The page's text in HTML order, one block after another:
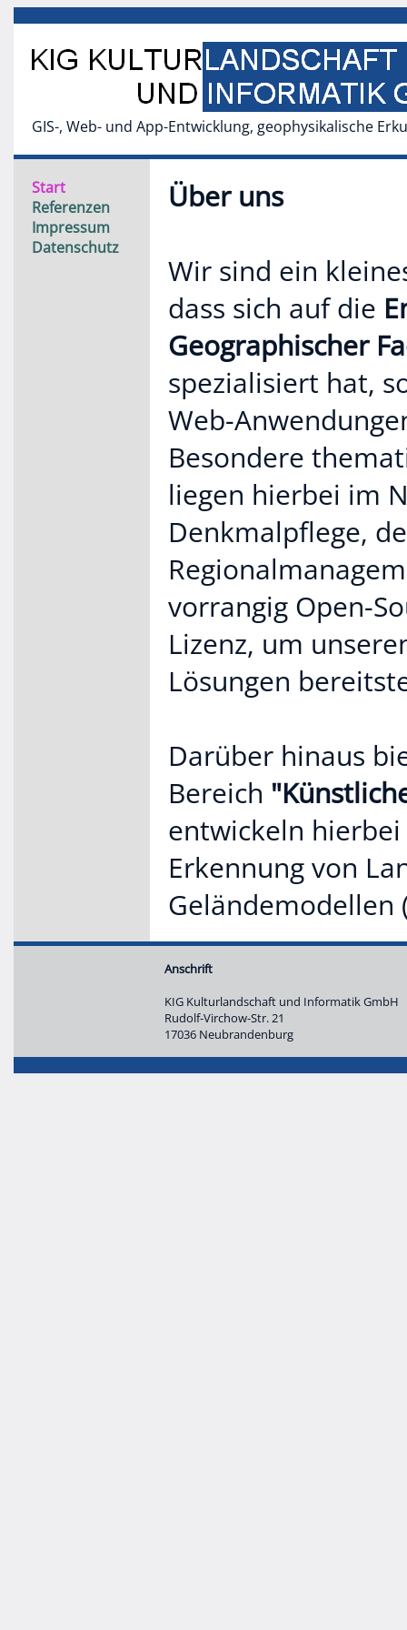
GIS-, Web- und App-Entwicklung, geophysikalische
Start
Referenzen
Impressum
Datenschutz
Über uns
Wir sind ein
dass sich auf die
Geographischer
spezialisiert hat,
Web-
Besondere
liegen hierbei im
Denkmalpflege,
vorrangig Open-
Lizenz, um
Lösungen
Darüber hinaus
Bereich
entwickeln
Erkennung von
Geländemodellen
Anschrift
KIG Kulturlandschaft und Informatik GmbH
Rudolf-Virchow-Str. 21
17036 Neubrandenburg